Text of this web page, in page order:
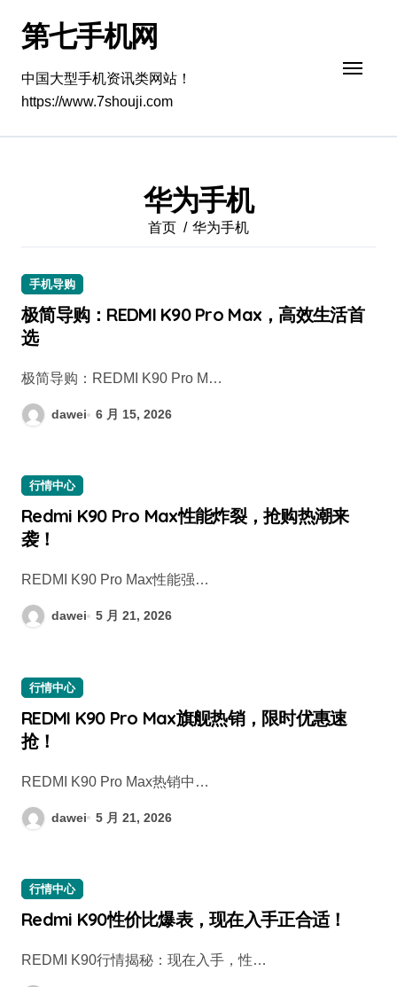
第七手机网
中国大型手机资讯类网站！
https://www.7shouji.com
华为手机
首页 华为手机
手机导购
极简导购：REDMI K90 Pro Max，高效生活首
选
极简导购：REDMI K90 Pro M…
dawei 6 月 15, 2026
行情中心
Redmi K90 Pro Max性能炸裂，抢购热潮来
袭！
REDMI K90 Pro Max性能强…
dawei 5 月 21, 2026
行情中心
REDMI K90 Pro Max旗舰热销，限时优惠速
抢！
REDMI K90 Pro Max热销中…
dawei 5 月 21, 2026
行情中心
Redmi K90性价比爆表，现在入手正合适！
REDMI K90行情揭秘：现在入手，性…